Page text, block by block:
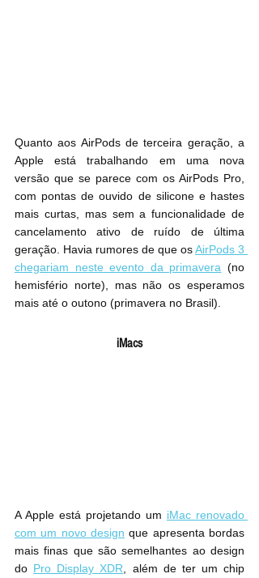
Quanto aos AirPods de terceira geração, a
Apple está trabalhando em uma nova
versão que se parece com os AirPods Pro,
com pontas de ouvido de silicone e hastes
mais curtas, mas sem a funcionalidade de
cancelamento ativo de ruído de última
geração. Havia rumores de que os AirPods 3
chegariam neste evento da primavera (no
hemisfério norte), mas não os esperamos
mais até o outono (primavera no Brasil).
iMacs
A Apple está projetando um iMac renovado
com um novo design que apresenta bordas
mais finas que são semelhantes ao design
do Pro Display XDR , além de ter um chip